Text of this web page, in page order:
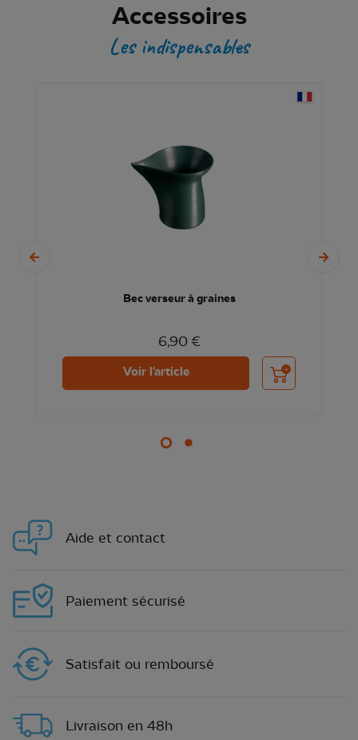
Accessoires
Les indispensables
Bec verseur à graines
6,90 €
Voir l'article Ajouter au panier
Aide et contact
Paiement sécurisé
Satisfait ou remboursé
Livraison en 48h